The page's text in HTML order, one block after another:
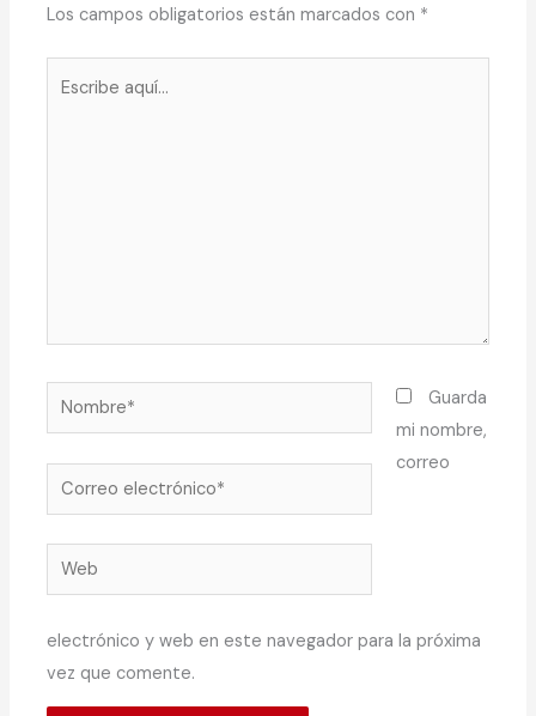
Los campos obligatorios están marcados con *
Nombre*
Correo
electrónico*
Web
Guarda
mi nombre,
correo
electrónico y web en este navegador para la próxima
vez que comente.